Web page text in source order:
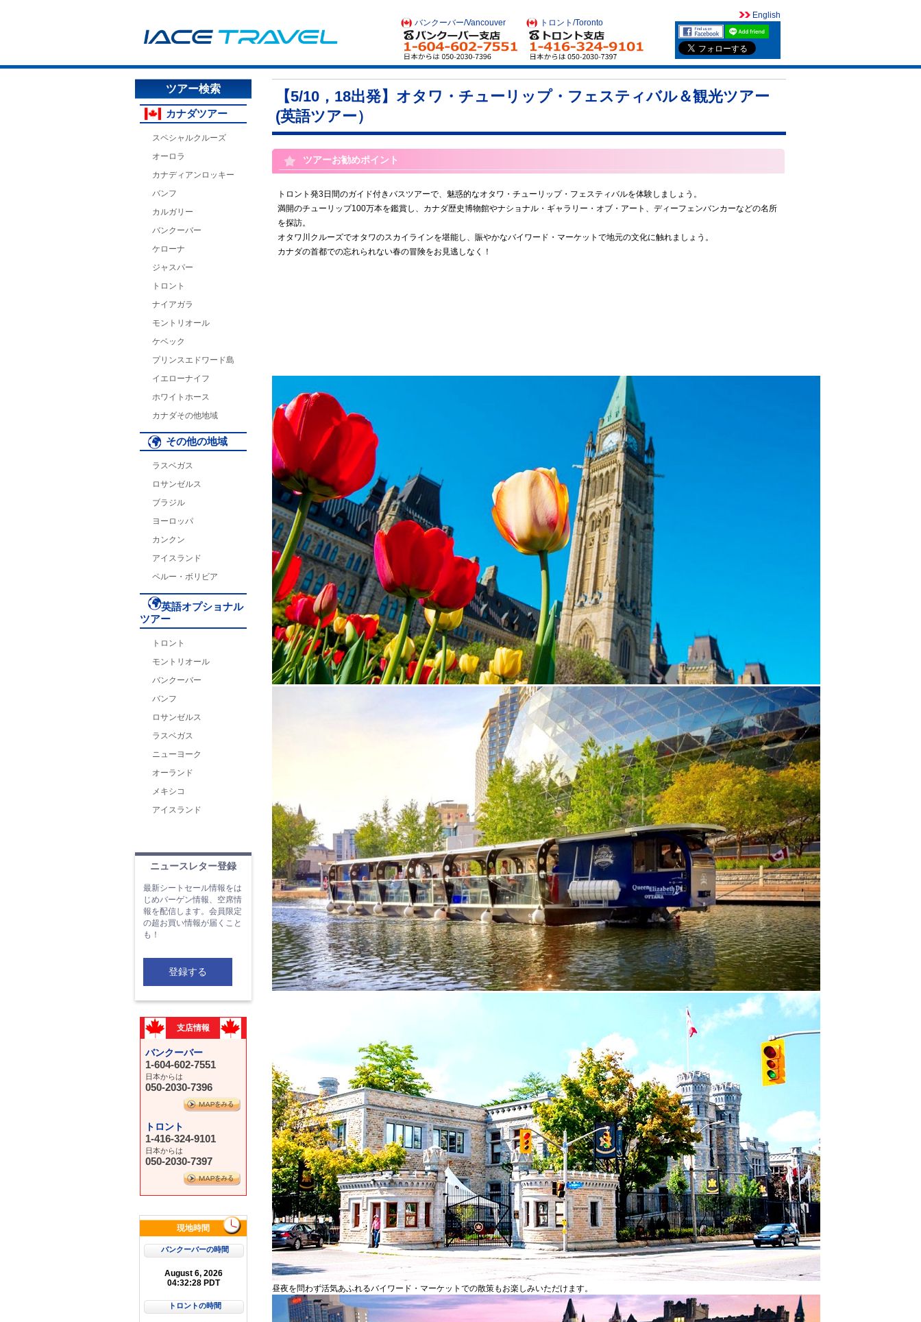
バンクーバー/Vancouver トロント/Toronto
English
ツアー検索
カナダツアー
スペシャルクルーズ
オーロラ
カナディアンロッキー
バンフ
カルガリー
バンクーバー
ケローナ
ジャスパー
トロント
ナイアガラ
モントリオール
ケベック
プリンスエドワード島
イエローナイフ
ホワイトホース
カナダその他地域
その他の地域
ラスベガス
ロサンゼルス
ブラジル
ヨーロッパ
カンクン
アイスランド
ペルー・ボリビア
英語オプショナル
ツアー
トロント
モントリオール
バンクーバー
バンフ
ロサンゼルス
ラスベガス
ニューヨーク
オーランド
メキシコ
アイスランド
ニュースレター登録
最新シートセール情報をは
じめバーゲン情報、空席情
報を配信します。会員限定
の超お買い情報が届くこと
も！
登録する
支店情報
バンクーバー
1-604-602-7551
日本からは
050-2030-7396
トロント
1-416-324-9101
日本からは
050-2030-7397
現地時間
バンクーバーの時間
トロントの時間
【5/10，18出発】オタワ・チューリップ・フェスティバル＆観光ツアー
(英語ツアー）
ツアーお勧めポイント
トロント発3日間のガイド付きバスツアーで、魅惑的なオタワ・チューリップ・フェスティバルを体験しましょう。
満開のチューリップ100万本を鑑賞し、カナダ歴史博物館やナショナル・ギャラリー・オブ・アート、ディーフェンバンカーなどの名所
を探訪。
オタワ川クルーズでオタワのスカイラインを堪能し、賑やかなバイワード・マーケットで地元の文化に触れましょう。
カナダの首都での忘れられない春の冒険をお見逃しなく！
昼夜を問わず活気あふれるバイワード・マーケットでの散策もお楽しみいただけます。